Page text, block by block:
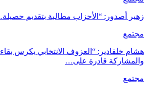
زهير أصدور: “الأحزاب مطالبة بتقديم
مجتمع
هشام خلفادير: “العزوف الانتخابي يكرس
والمشاركة قادرة على…
مجتمع